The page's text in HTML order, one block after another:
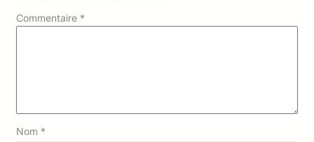
Commentaire *
Nom *